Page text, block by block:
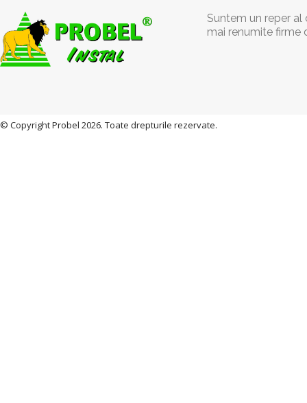
Suntem un reper
mai renumite firme
© Copyright Probel 2026. Toate drepturile rezervate.